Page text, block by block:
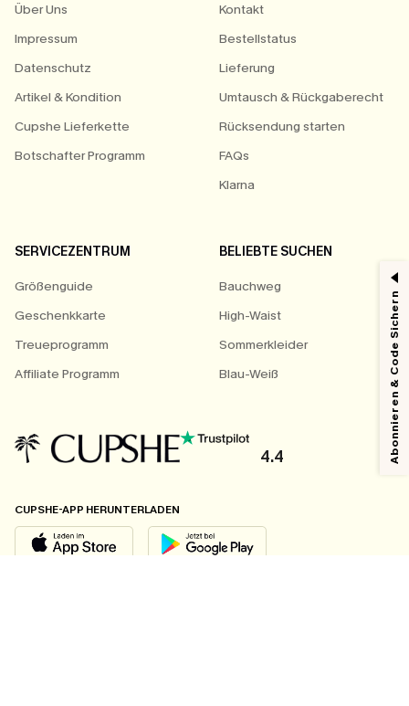
Über Uns
Impressum
Datenschutz
Artikel & Kondition
Cupshe Lieferkette
Botschafter Programm
Kontakt
Bestellstatus
Lieferung
Umtausch & Rückgaberecht
Rücksendung starten
FAQs
Klarna
SERVICEZENTRUM
Größenguide
Geschenkkarte
Treueprogramm
Affiliate Programm
BELIEBTE SUCHEN
Bauchweg
High-Waist
Sommerkleider
Blau-Weiß
4.4
CUPSHE-APP HERUNTERLADEN
Abonnieren & Code Sichern